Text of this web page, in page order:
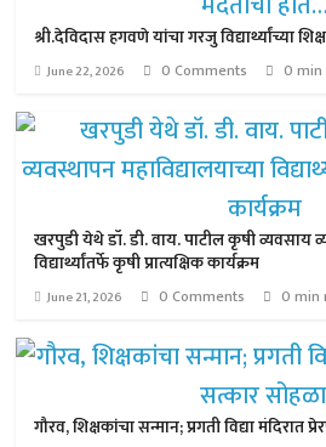
श्री.देविदास हगवणे यांचा गरजु विद्यार्थ्यांच्या
June 22, 2026 0 Comments 0 min
खरपुडी येथे डॉ. डी. वाय. पाटील कृषी व्यवसाय
विद्यार्थ्यांतर्फे कृषी प्रात्यक्षिक कार्यक्रम
June 21, 2026 0 Comments 0 min
गौरव, शिक्षकांचा सन्मान; प्रगती विद्या मंदिरात